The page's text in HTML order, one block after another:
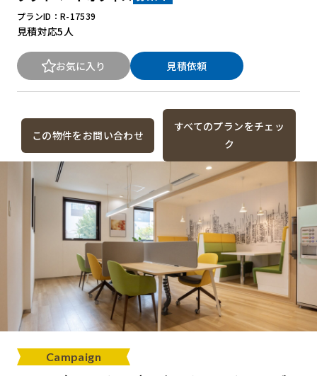
プランID：R-17539
見積対応5人
お気に入り 見積依頼
この物件をお問い合わせ
すべてのプランをチェッ
ク
Campaign